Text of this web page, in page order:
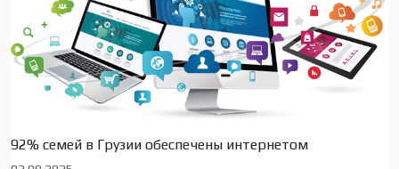
92% семей в Грузии обеспечены интернетом